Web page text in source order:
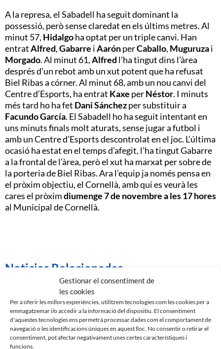
Gestionar el consentiment de
les cookies
Per a oferir les millors experiències, utilitzem tecnologies com les cookies per a
emmagatzemar i/o accedir a la informació del dispositiu. El consentiment
d'aquestes tecnologies ens permetrà processar dades com el comportament de
navegació o les identificacions úniques en aquest lloc. No consentir o retirar el
consentiment, pot afectar negativament unes certes característiques i
funcions.
A la represa, el Sabadell ha seguit dominant la
possessió, però sense claredat en els últims metres. Al
minut 57, Hidalgoha optat per un triple canvi. Han
entratAlfred,Gabarre iAarónperCaballo, Muguruzai
Morgado. Al minut 61,Alfred l’ha tingut dins l’àrea
després d’un rebot amb un xut potent que ha refusat
Biel Ribas a córner. Al minut 68, amb un nou canvi del
Centre d’Esports, ha entrat Kaxe perNéstor. I minuts
més tard ho ha fet Dani Sánchezper substituir a
Facundo García. El Sabadell ho ha seguit intentant en
uns minuts finals molt aturats, sense jugar a futbol i
amb un Centre d’Esports descontrolat en el joc. L’última
ocasió ha estat en el temps d’afegit, l’ha tingut Gabarre
a la frontal de l’àrea, però el xut ha marxat per sobre de
la porteria de Biel Ribas. Ara l’equip ja només pensa en
el pròxim objectiu, el Cornellà, amb qui es veurà les
cares el pròximdiumenge 7 de novembre a les 17 hores
al Municipal de Cornellà.
Noticias Relacionadas